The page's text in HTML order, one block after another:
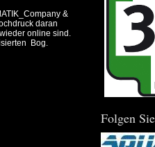
&
daran
online sind.
Bog.
Folgen